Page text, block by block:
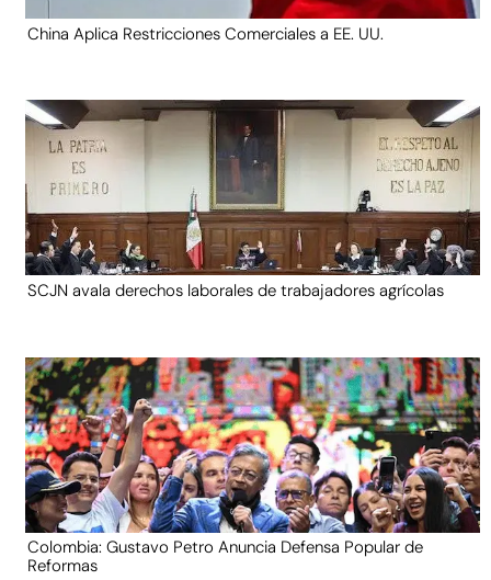
China Aplica Restricciones Comerciales a EE. UU.
SCJN avala derechos laborales de trabajadores agrícolas
Colombia: Gustavo Petro Anuncia Defensa Popular de
Reformas